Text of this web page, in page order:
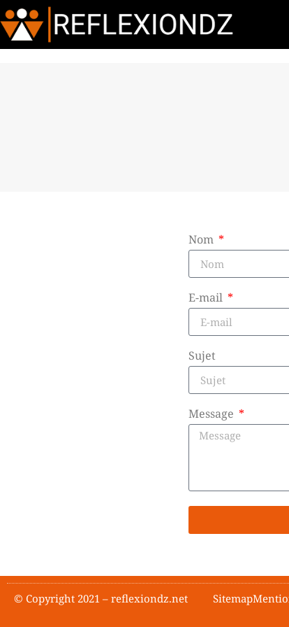
Nom
E-mail
Sujet
Message
© Copyright 2021 – reflexiondz.net Sitemap